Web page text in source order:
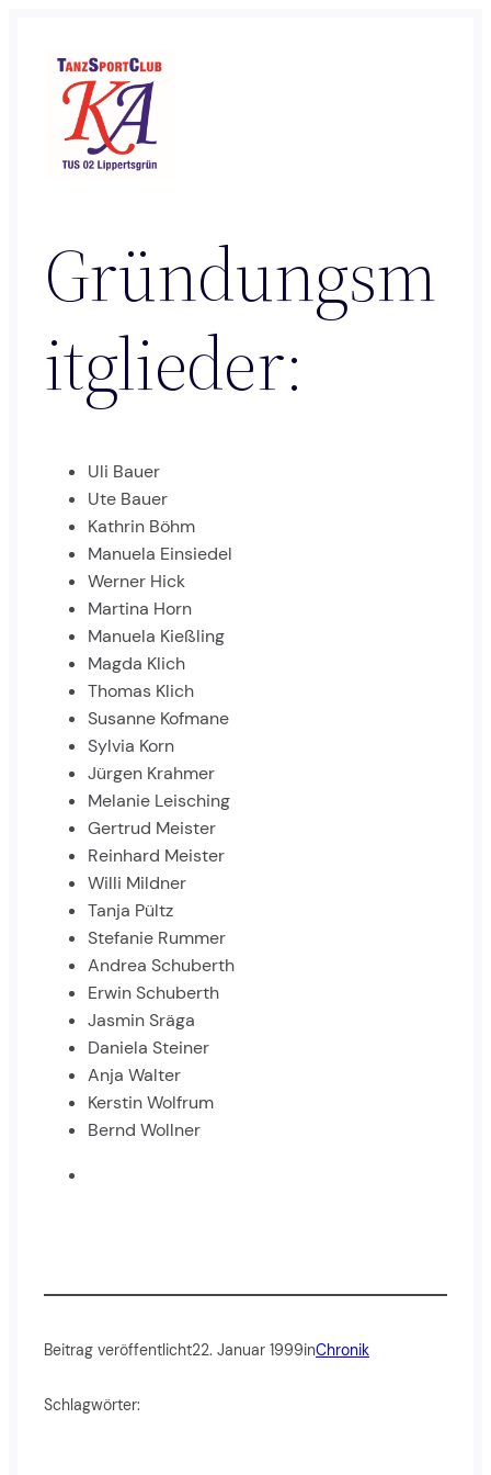
Inhalt
springen
Gründungsm
itglieder:
Uli Bauer
Ute Bauer
Kathrin Böhm
Manuela Einsiedel
Werner Hick
Martina Horn
Manuela Kießling
Magda Klich
Thomas Klich
Susanne Kofmane
Sylvia Korn
Jürgen Krahmer
Melanie Leisching
Gertrud Meister
Reinhard Meister
Willi Mildner
Tanja Pültz
Stefanie Rummer
Andrea Schuberth
Erwin Schuberth
Jasmin Sräga
Daniela Steiner
Anja Walter
Kerstin Wolfrum
Bernd Wollner
Beitrag veröffentlicht22. Januar 1999inChronik
Schlagwörter: